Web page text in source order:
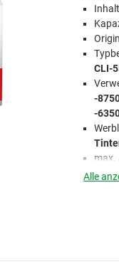
CLI-
-
-
max.
Alle